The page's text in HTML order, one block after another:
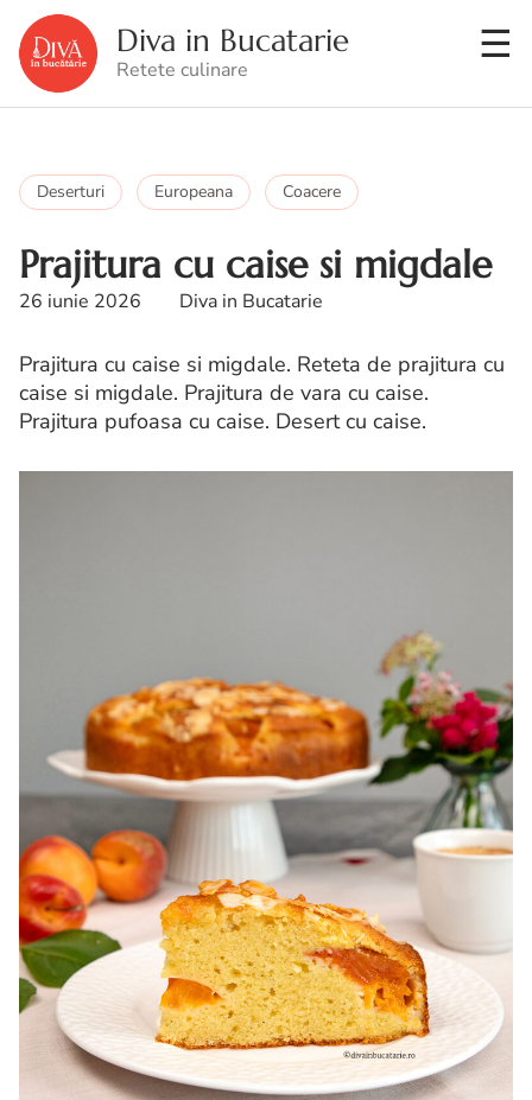
Diva in Bucatarie
Retete culinare
Deserturi Europeana Coacere
Prajitura cu caise si migdale
26 iunie 2026 Diva in Bucatarie
Prajitura cu caise si migdale. Reteta de prajitura cu
caise si migdale. Prajitura de vara cu caise.
Prajitura pufoasa cu caise. Desert cu caise.